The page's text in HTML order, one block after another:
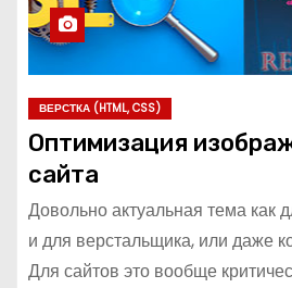
ВЕРСТКА (HTML, CSS)
Оптимизация
сайта
Довольно актуальная тема как
и для верстальщика, или даже
Для сайтов это вообще